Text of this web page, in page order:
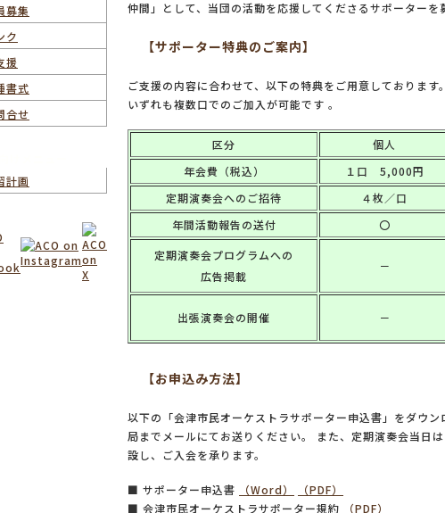
仲間」として、当団の活動を応援してくださるサポーターを
【サポーター特典のご案内】
ご支援の内容に合わせて、以下の特典をご用意しております。
いずれも複数口でのご加入が可能です 。
区分 個人
年会費（税込）
１口 5,000円
定期演奏会へのご招待
４枚／口
年間活動報告の送付
〇
定期演奏会プログラムへの
広告掲載
－
出張演奏会の開催 －
【お申込み方法】
以下の「会津市民オーケストラサポーター申込書」をダウ
局までメールにてお送りください。 また、定期演奏会当日
設し、ご入会を承ります。
■ サポーター申込書 （Word）
（PDF）
■ 会津市民オーケストラサポーター規約
（PDF）
募集
ク
援
書式
合せ
計画